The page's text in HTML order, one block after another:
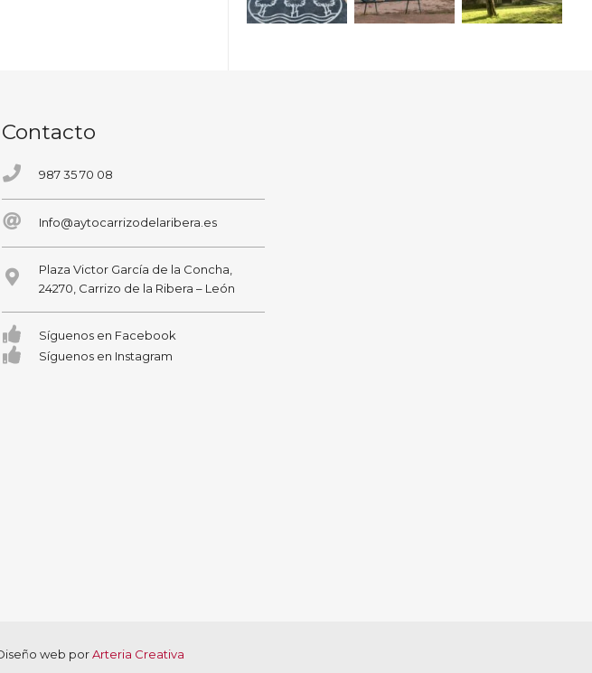
Contacto
987 35 70 08
Info@aytocarrizodelaribera.es
Plaza Victor García de la Concha,
24270, Carrizo de la Ribera – León
Síguenos en Facebook
Síguenos en Instagram
web porArteria Creativa